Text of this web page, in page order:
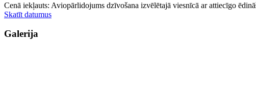
Cenā iekļauts: Aviopārlidojums dzīvošana izvēlētajā viesnīcā ar attiecīgo
Skatīt datumus
Galerija